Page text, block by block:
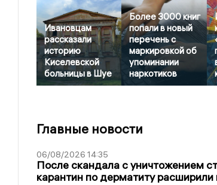
Ивановцам
рассказали
историю
Киселевской
больницы в Шуе
Более 3000 книг
попали в новый
перечень с
маркировкой об
упоминании
наркотиков
Главные новости
06/08/2026 14:35
После скандала с уничтожением
карантин по дерматиту расширили